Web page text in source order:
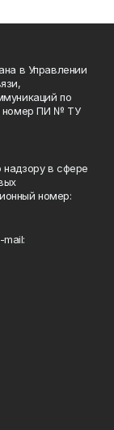
в Управлении
по
номер ПИ № ТУ
в сфере
номер: